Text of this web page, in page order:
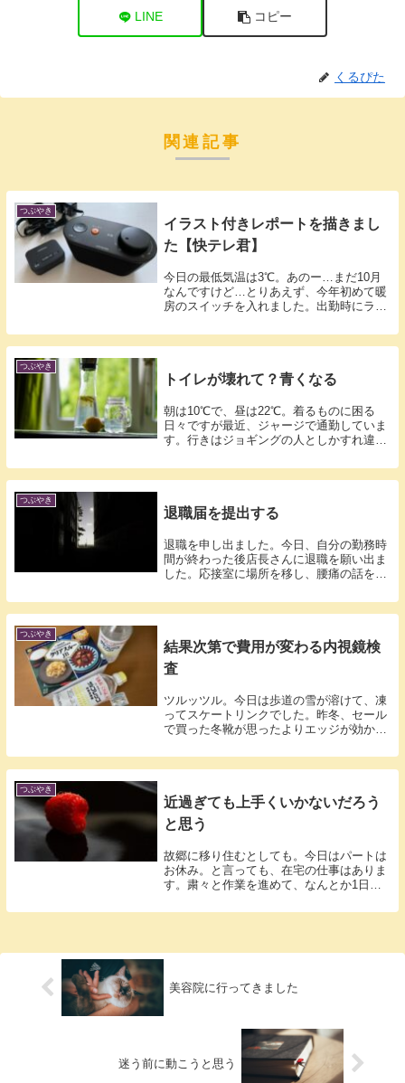
LINE コピー
くるぴた
関連記事
つぶやき
イラスト付きレポートを描きまし
た【快テレ君】
今日の最低気温は3℃。あのー…まだ10月
なんですけど…とりあえず、今年初めて暖
房のスイッチを入れました。出勤時にライ
つぶやき
トイレが壊れて？青くなる
朝は10℃で、昼は22℃。着るものに困る
日々ですが最近、ジャージで通勤していま
す。行きはジョギングの人としかすれ違わ
つぶやき
退職届を提出する
退職を申し出ました。今日、自分の勤務時
間が終わった後店長さんに退職を願い出ま
した。応接室に場所を移し、腰痛の話をし
つぶやき
結果次第で費用が変わる内視鏡検
査
ツルッツル。今日は歩道の雪が溶けて、凍
ってスケートリンクでした。昨冬、セール
で買った冬靴が思ったよりエッジが効かず
つぶやき
近過ぎても上手くいかないだろう
と思う
故郷に移り住むとしても。今日はパートは
お休み。と言っても、在宅の仕事はありま
す。粛々と作業を進めて、なんとか1日分
美容院に行ってきました
迷う前に動こうと思う